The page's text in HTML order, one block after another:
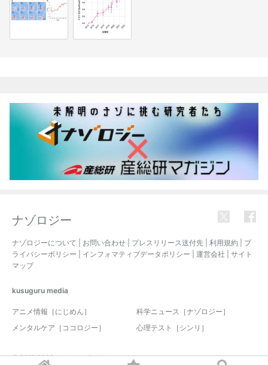
ナゾロジー
ナゾロジーについて お問い合わせ プレスリリース送付先 利用規約
プ
ライバシーポリシー
インフォマティブデータポリシー 運営会社
サイト
マップ
kusuguru media
アニメ情報［にじめん］
科学ニュース［ナゾロジー］
メンタルケア［ココロジー］
心理テスト［シンリ］
© 2017-2026 nazology. all rights reserved.